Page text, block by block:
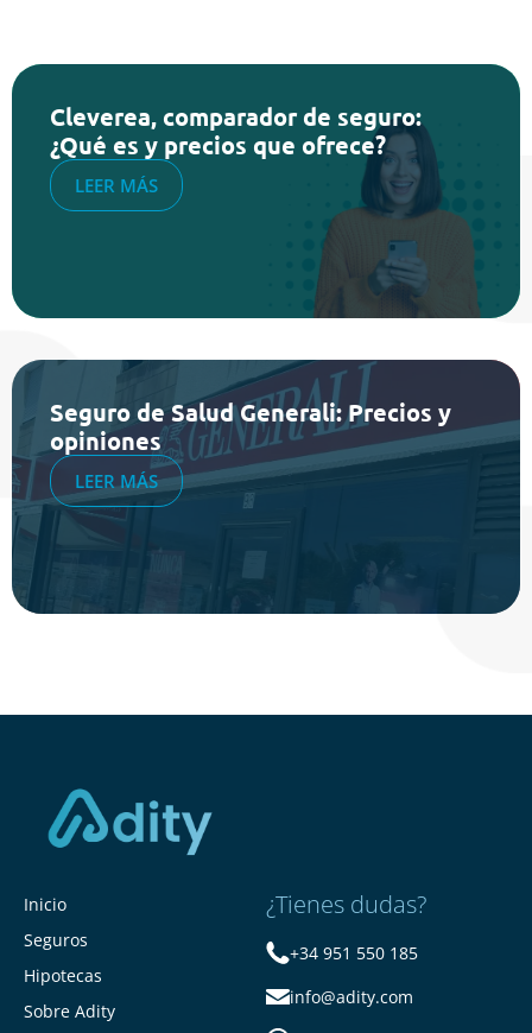
Cleverea, comparador de seguro:
¿Qué es y precios que ofrece?
LEER MÁS
Seguro de Salud Generali: Precios y
opiniones
LEER MÁS
Inicio
Seguros
Hipotecas
Sobre Adity
¿Tienes dudas?
+34 951 550 185
info@adity.com